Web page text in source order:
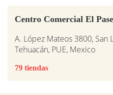
Centro Comercial El
A. López Mateos 3800,
Tehuacán, PUE, Mexico
79 tiendas